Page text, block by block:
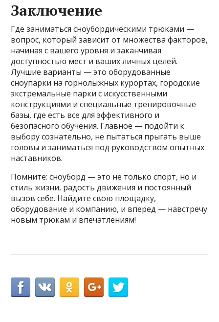
Заключение
Где заниматься сноубордическими трюками —
вопрос, который зависит от множества факторов,
начиная с вашего уровня и заканчивая
доступностью мест и ваших личных целей.
Лучшие варианты — это оборудованные
сноупарки на горнолыжных курортах, городские
экстремальные парки с искусственными
конструкциями и специальные тренировочные
базы, где есть все для эффективного и
безопасного обучения. Главное — подойти к
выбору сознательно, не пытаться прыгать выше
головы и заниматься под руководством опытных
наставников.
Помните: сноуборд — это не только спорт, но и
стиль жизни, радость движения и постоянный
вызов себе. Найдите свою площадку,
оборудование и компанию, и вперед — навстречу
новым трюкам и впечатлениям!